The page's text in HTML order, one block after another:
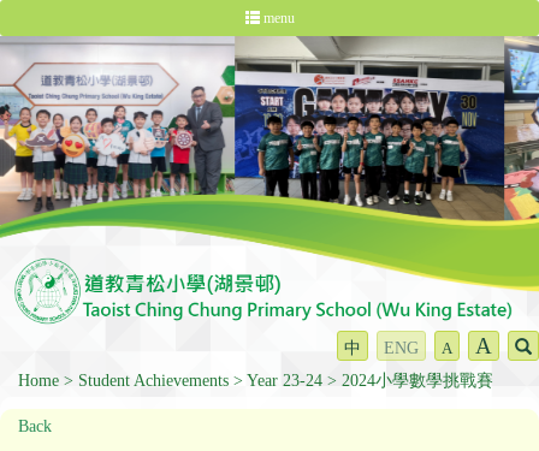
menu
中 ENG A A
Home Student Achievements Year 23-24 2024小學數學挑戰賽
Back